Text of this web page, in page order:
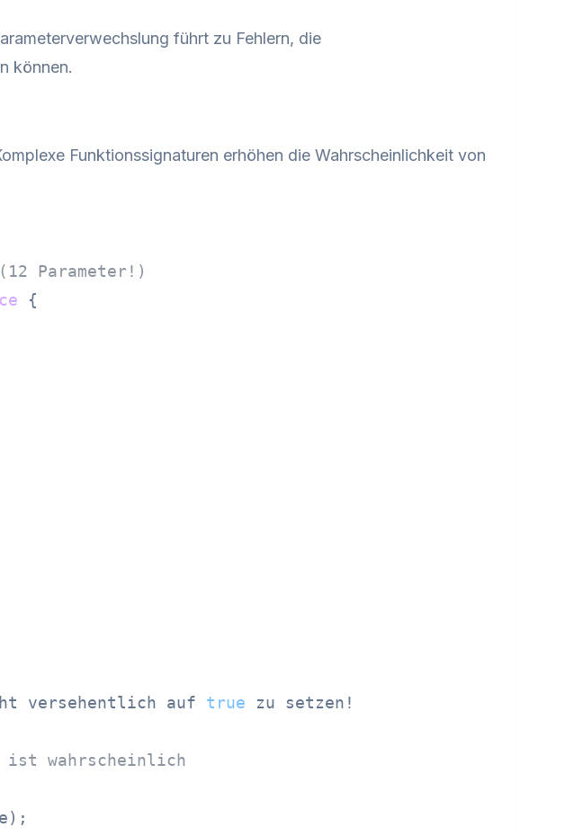
führt zu Fehlern, die
können.
Funktionssignaturen erhöhen die Wahrscheinlichkeit von
Parameter!)
{
versehentlich auf true zu setzen!
ist wahrscheinlich